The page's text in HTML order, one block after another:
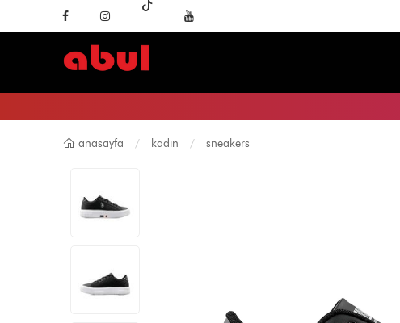
anasayfa kadın sneakers